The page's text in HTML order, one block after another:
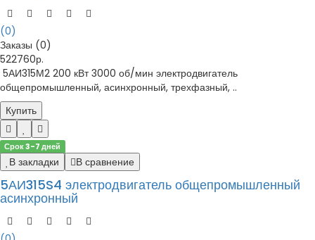
(0)
Заказы (0)
522760р.
5АИ315М2 200 кВт 3000 об/мин электродвигатель
общепромышленный, асинхронный, трехфазный, ..
Купить
Срок 3-7 дней
В закладки В сравнение
5АИ315S4 электродвигатель общепромышленный
асинхронный